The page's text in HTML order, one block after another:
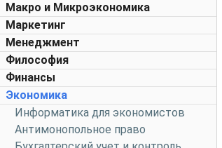
Макро и Микроэкономика
Маркетинг
Менеджмент
Философия
Финансы
Экономика
Информатика для экономистов
Антимонопольное право